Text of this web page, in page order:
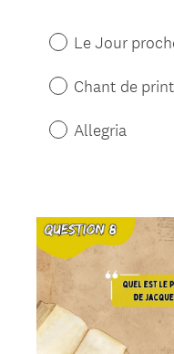
Le Jour
Chant de
Allegria
Title